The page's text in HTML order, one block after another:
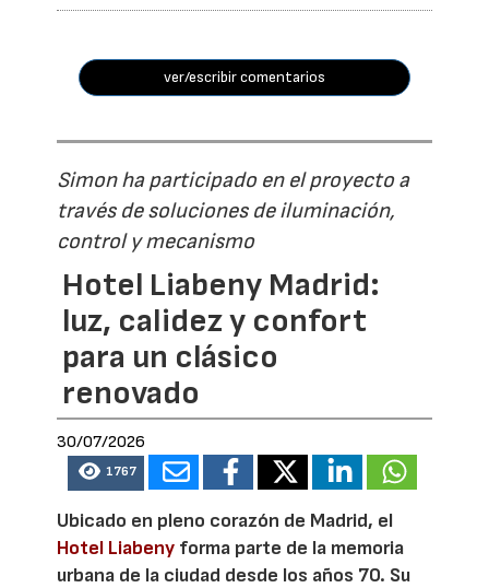
ver/escribir comentarios
Simon ha participado en el proyecto a
través de soluciones de iluminación,
control y mecanismo
Hotel Liabeny Madrid:
luz, calidez y confort
para un clásico
renovado
30/07/2026
1767
Ubicado en pleno corazón de Madrid, el
Hotel Liabeny forma parte de la memoria
urbana de la ciudad desde los años 70. Su